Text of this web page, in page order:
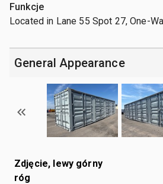
Funkcje
Located in Lane 55 Spot 27, One-
General Appearance
Zdjęcie, lewy górny
róg